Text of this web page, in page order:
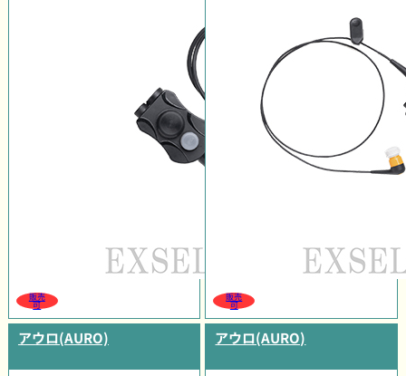
販売
可
販売
可
アウロ(AURO) アウロ(AURO)